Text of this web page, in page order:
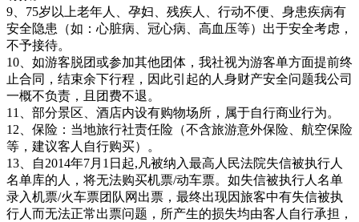
9、75岁以上老年人、孕妇、残疾人、行动不便、身患疾病有
安全隐患（如：心脏病、冠心病、高血压等）出于安全考虑，
不予接待。
10、如游客脱团或参加其他团体，我社视为游客单方面提前终
止合同，结束余下行程，因此引起的人身财产安全问题我公司
一概不负责，且团费不退。
11、部分景区、酒店内设有购物场所，属于自行商业行为。
12、保险：当地旅行社责任险（不含旅游意外保险、航空保险
等，建议客人自行购买）。
13、自2014年7月1日起,凡被纳入最高人民法院失信被执行人
名单库的人，将无法购买机票/动车票。如失信被执行人名单
录入机票/火车票团队网出票，最终出现因旅客中有失信被执
行人而无法正常出票问题，所产生的损失均由客人自行承担，